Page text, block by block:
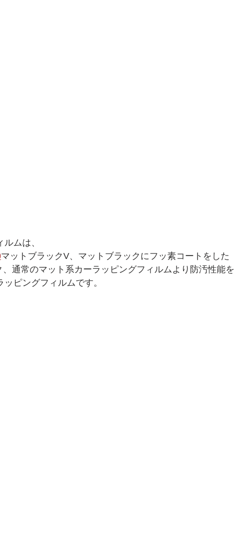
ムは、
マットブラックV、マットブラックにフッ素コートをした
通常のマット系カーラッピングフィルムより防汚性能を
ピングフィルムです。